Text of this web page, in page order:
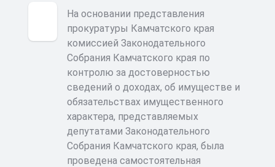
На основании представления
прокуратуры Камчатского края
комиссией Законодательного
Собрания Камчатского края по
контролю за достоверностью
сведений о доходах, об имуществе и
обязательствах имущественного
характера, представляемых
депутатами Законодательного
Собрания Камчатского края, была
проведена самостоятельная